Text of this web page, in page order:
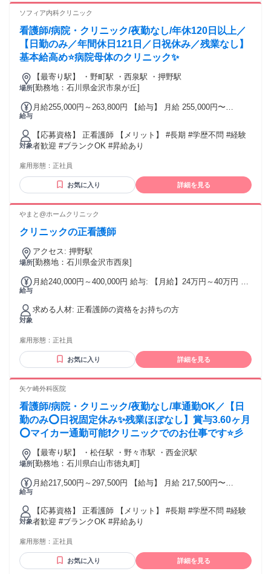
ソフィア内科クリニック
看護師/病院・クリニック/夜勤なし/年休120日以上／
【日勤のみ／年間休日121日／日祝休み／残業なし】
基本給高め⭐病院母体のクリニック✨
場所
【最寄り駅】 ・野町駅 ・西泉駅 ・押野駅
[勤務地：石川県金沢市泉が丘]
給与
月給255,000円～263,800円 【給与】 月給 255,000円〜
対象
【応募資格】 正看護師 【メリット】 #長期 #学歴不問 #経験
者歓迎 #ブランクOK #昇給あり
雇用形態： 正社員
お気に入り 詳細を見る
やまと@ホームクリニック
クリニックの正看護師
場所
アクセス: 押野駅
[勤務地：石川県金沢市西泉]
給与
月給240,000円～400,000円 給与: 【月給】24万円～40万円 ＜
対象
求める人材: 正看護師の資格をお持ちの方
雇用形態： 正社員
お気に入り 詳細を見る
矢ケ崎外科医院
看護師/病院・クリニック/夜勤なし/車通勤OK／【日
勤のみ⭕日祝固定休み✨残業ほぼなし】賞与3.60ヶ月
⭕マイカー通勤可能❗️クリニックでのお仕事です⭐彡
場所
【最寄り駅】 ・松任駅 ・野々市駅 ・西金沢駅
[勤務地：石川県白山市徳丸町]
給与
月給217,500円～297,500円 【給与】 月給 217,500円〜
対象
【応募資格】 正看護師 【メリット】 #長期 #学歴不問 #経験
者歓迎 #ブランクOK #昇給あり
雇用形態： 正社員
お気に入り 詳細を見る